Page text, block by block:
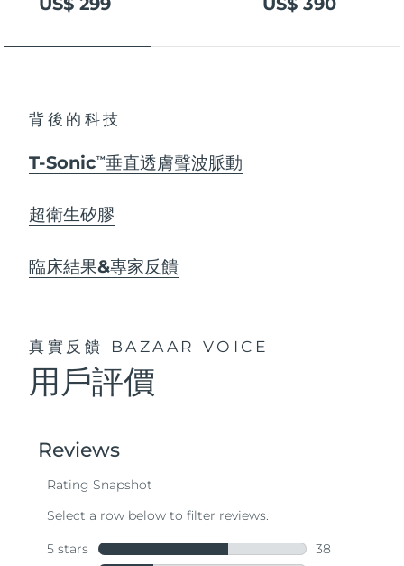
背後的科技
T-SonicTM 垂直透膚聲波脈動
超衛生矽膠
臨床結果&專家反饋
真實反饋 BAZAAR VOICE
用戶評價